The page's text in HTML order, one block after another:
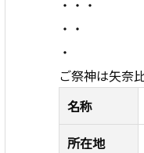
・・・
・・
・
ご祭神は矢奈
名称
所在地